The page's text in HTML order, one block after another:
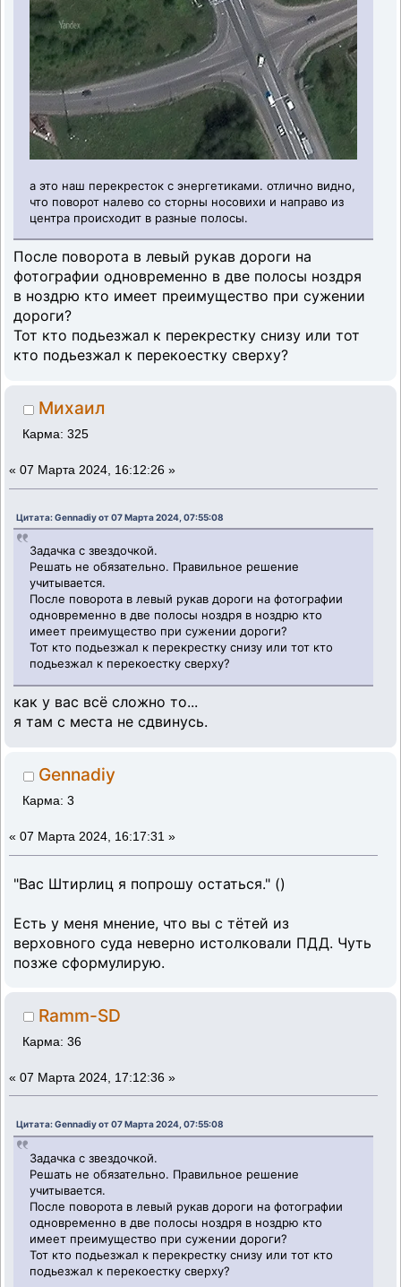
а это наш перекресток с энергетиками. отлично видно,
что поворот налево со сторны носовихи и направо из
центра происходит в разные полосы.
После поворота в левый рукав дороги на
фотографии одновременно в две полосы ноздря
в ноздрю кто имеет преимущество при сужении
дороги?
Тот кто подьезжал к перекрестку снизу или тот
кто подьезжал к перекоестку сверху?
Михаил
Карма: 325
« 07 Марта 2024, 16:12:26 »
Цитата: Gennadiy от 07 Марта 2024, 07:55:08
Задачка с звездочкой.
Решать не обязательно. Правильное решение
учитывается.
После поворота в левый рукав дороги на фотографии
одновременно в две полосы ноздря в ноздрю кто
имеет преимущество при сужении дороги?
Тот кто подьезжал к перекрестку снизу или тот кто
подьезжал к перекоестку сверху?
как у вас всё сложно то...
я там с места не сдвинусь.
Gennadiy
Карма: 3
« 07 Марта 2024, 16:17:31 »
"Вас Штирлиц я попрошу остаться." ()
Есть у меня мнение, что вы с тётей из
верховного суда неверно истолковали ПДД. Чуть
позже сформулирую.
Ramm-SD
Карма: 36
« 07 Марта 2024, 17:12:36 »
Цитата: Gennadiy от 07 Марта 2024, 07:55:08
Задачка с звездочкой.
Решать не обязательно. Правильное решение
учитывается.
После поворота в левый рукав дороги на фотографии
одновременно в две полосы ноздря в ноздрю кто
имеет преимущество при сужении дороги?
Тот кто подьезжал к перекрестку снизу или тот кто
подьезжал к перекоестку сверху?